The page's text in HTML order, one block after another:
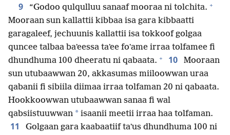
9 “Godoo qulqulluu sanaaf mooraa ni tolchita. +
Mooraan sun kallattii kibbaa isa gara kibbaatti
garagaleef, jechuunis kallattii isa tokkoof golgaa
quncee talbaa baʼeessa taʼee foʼame irraa tolfamee fi
dhundhuma 100 dheeratu ni qabaata. + 10
Mooraan
sun utubaawwan 20, akkasumas miiloowwan uraa
qabanii fi sibiila diimaa irraa tolfaman 20 ni qabaata.
Hookkoowwan utubaawwan sanaa fi wal
qabsiistuuwwan * isaanii meetii irraa haa tolfaman.
11
Golgaan gara kaabaatiif taʼus dhundhuma 100 ni